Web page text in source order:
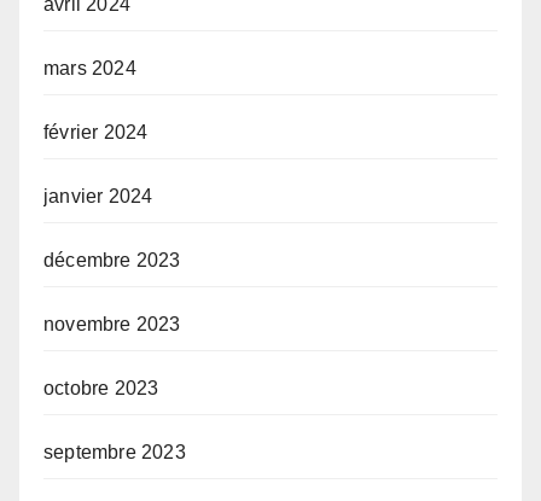
avril 2024
mars 2024
février 2024
janvier 2024
décembre 2023
novembre 2023
octobre 2023
septembre 2023